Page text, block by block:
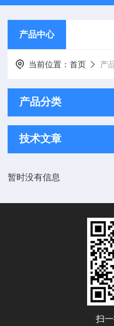
产品中心
当前位置：首页 产
产品分类
技术文章
暂时没有信息
扫